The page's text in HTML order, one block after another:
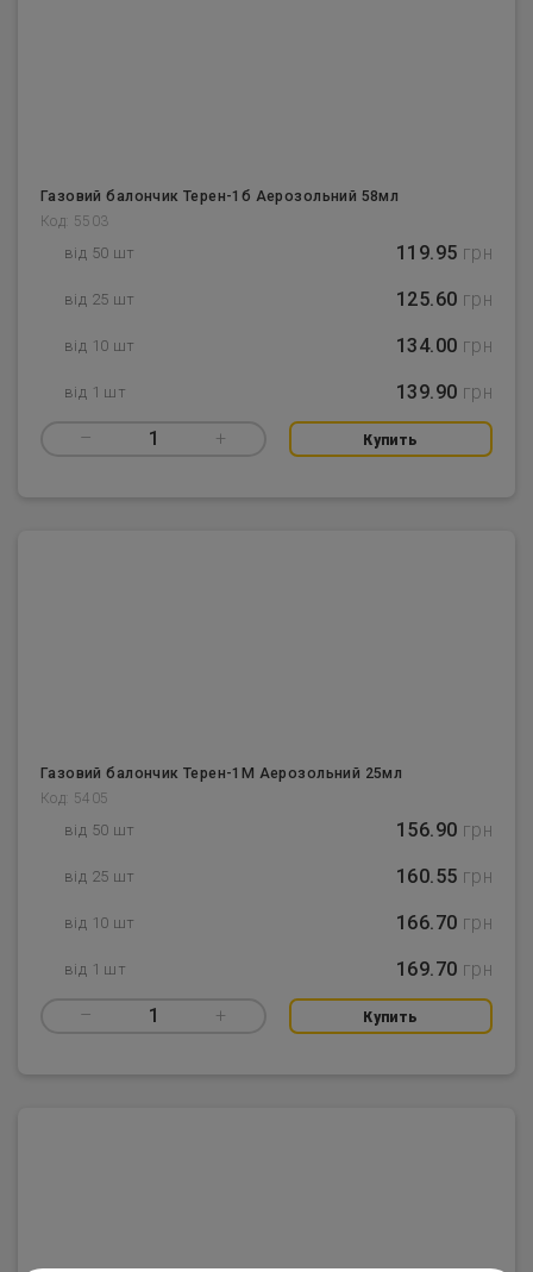
Газовий балончик Терен-1б Аерозольний 58мл
Код: 5503
від 50 шт 119.95 грн
від 25 шт 125.60 грн
від 10 шт 134.00 грн
від 1 шт 139.90 грн
– 1 + Купить
Газовий балончик Терен-1М Аерозольний 25мл
Код: 5405
від 50 шт 156.90 грн
від 25 шт 160.55 грн
від 10 шт 166.70 грн
від 1 шт 169.70 грн
– 1 + Купить